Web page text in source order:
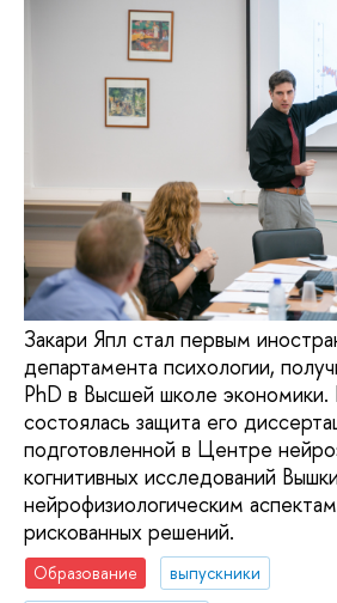
Закари Япл стал первым
департамента психологии,
PhD в Высшей школе
состоялась защита его
подготовленной в Центре
когнитивных исследований
нейрофизиологическим
рискованных решений.
Образование
выпускники